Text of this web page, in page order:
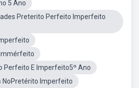
5 Ano
Preterito Perfeito Imperfeito
Perfeito E Imperfeito5º Ano
NoPretérito Imperfeito